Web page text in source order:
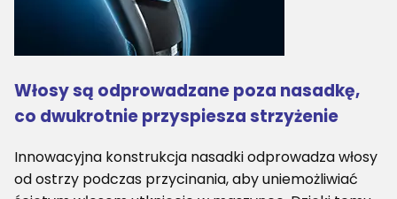
Włosy są odprowadzane poza nasadkę,
co dwukrotnie przyspiesza strzyżenie
Innowacyjna konstrukcja nasadki odprowadza włosy
od ostrzy podczas przycinania, aby uniemożliwiać